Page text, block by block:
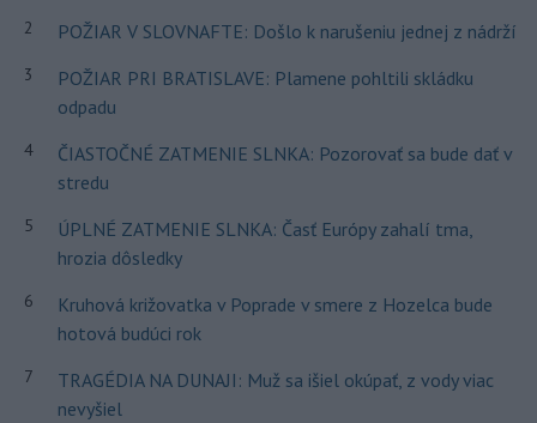
2 POŽIAR V SLOVNAFTE: Došlo k narušeniu jednej z nádrží
3
POŽIAR PRI BRATISLAVE: Plamene pohltili skládku
odpadu
4
ČIASTOČNÉ ZATMENIE SLNKA: Pozorovať sa bude dať v
stredu
5
ÚPLNÉ ZATMENIE SLNKA: Časť Európy zahalí tma,
hrozia dôsledky
6
Kruhová križovatka v Poprade v smere z Hozelca bude
hotová budúci rok
7
TRAGÉDIA NA DUNAJI: Muž sa išiel okúpať, z vody viac
nevyšiel